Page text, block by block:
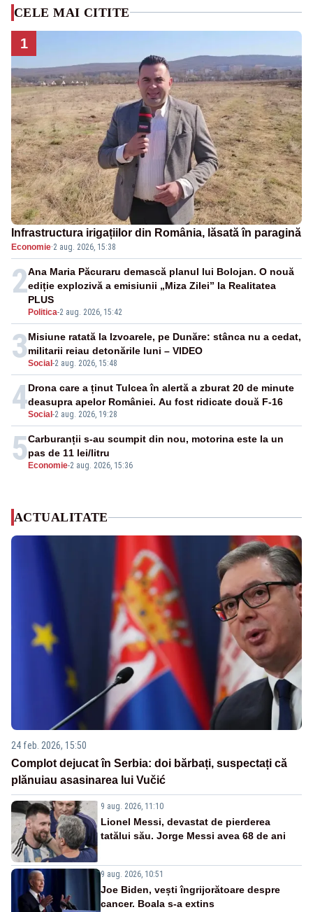
CELE MAI CITITE
1
Infrastructura irigațiilor din România, lăsată în paragină
Economie·2 aug. 2026, 15:38
2
Politica-2 aug. 2026, 15:42
Ana Maria Păcuraru demască planul lui Bolojan. O nouă
ediție explozivă a emisiunii „Miza Zilei” la Realitatea
PLUS
3Social -2 aug. 2026, 15:48
Misiune ratată la Izvoarele, pe Dunăre: stânca nu a cedat,
militarii reiau detonările luni – VIDEO
4Social -2 aug. 2026, 19:28
Drona care a ținut Tulcea în alertă a zburat 20 de minute
deasupra apelor României. Au fost ridicate două F-16
5 Economie-2 aug. 2026, 15:36
Carburanții s-au scumpit din nou, motorina este la un
pas de 11 lei/litru
ACTUALITATE
24 feb. 2026, 15:50
Complot dejucat în Serbia: doi bărbați, suspectați că
plănuiau asasinarea lui Vučić
9 aug. 2026, 11:10
Lionel Messi, devastat de pierderea
tatălui său. Jorge Messi avea 68 de ani
9 aug. 2026, 10:51
Joe Biden, vești îngrijorătoare despre
cancer. Boala s-a extins